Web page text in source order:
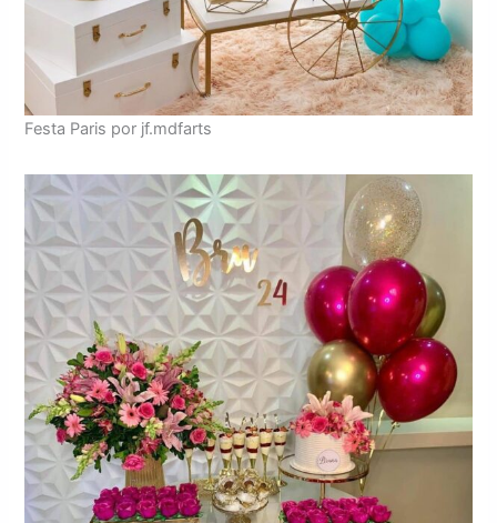
Festa Paris por jf.mdfarts